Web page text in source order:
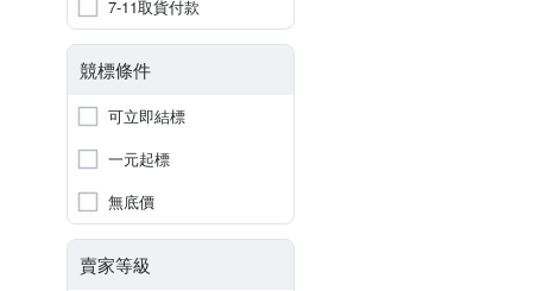
7-11取貨付款
競標條件
可立即結標
一元起標
無底價
賣家等級